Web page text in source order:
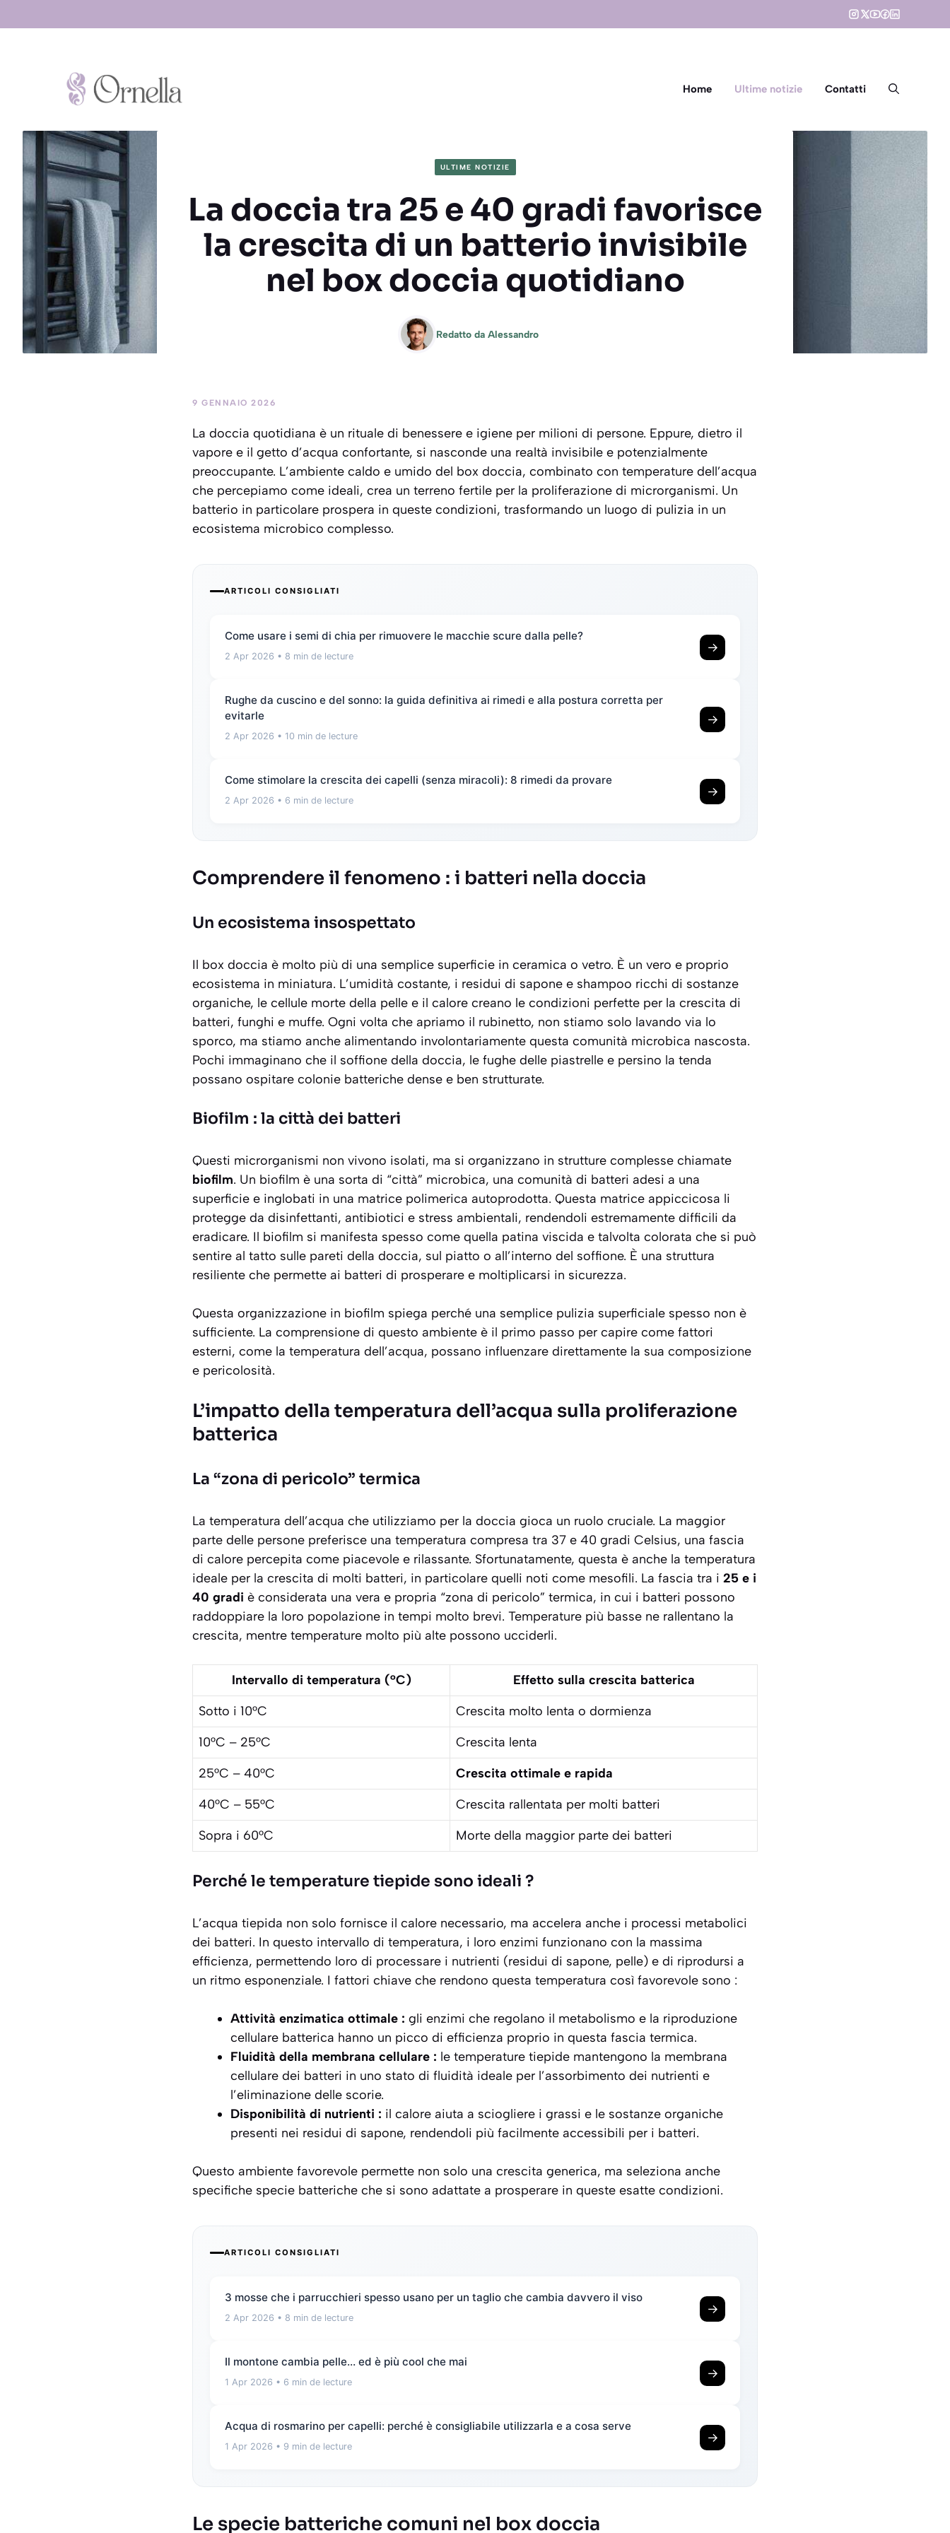
al
Home Ultime notizie Contatti
ULTIME NOTIZIE
La doccia tra 25 e 40 gradi favorisce
la crescita di un batterio invisibile
nel box doccia quotidiano
Redatto da Alessandro
9 GENNAIO 2026
La doccia quotidiana è un rituale di benessere e igiene per milioni di persone. Eppure, dietro il
vapore e il getto d’acqua confortante, si nasconde una realtà invisibile e potenzialmente
preoccupante. L’ambiente caldo e umido del box doccia, combinato con temperature dell’acqua
che percepiamo come ideali, crea un terreno fertile per la proliferazione di microrganismi. Un
batterio in particolare prospera in queste condizioni, trasformando un luogo di pulizia in un
ecosistema microbico complesso.
ARTICOLI CONSIGLIATI
Come usare i semi di chia per rimuovere le macchie scure dalla pelle?
2 Apr 2026 • 8 min de lecture
→
Rughe da cuscino e del sonno: la guida definitiva ai rimedi e alla postura corretta per
evitarle
2 Apr 2026 • 10 min de lecture
→
Come stimolare la crescita dei capelli (senza miracoli): 8 rimedi da provare
2 Apr 2026 • 6 min de lecture
→
Comprendere il fenomeno : i batteri nella doccia
Un ecosistema insospettato
Il box doccia è molto più di una semplice superficie in ceramica o vetro. È un vero e proprio
ecosistema in miniatura. L’umidità costante, i residui di sapone e shampoo ricchi di sostanze
organiche, le cellule morte della pelle e il calore creano le condizioni perfette per la crescita di
batteri, funghi e muffe. Ogni volta che apriamo il rubinetto, non stiamo solo lavando via lo
sporco, ma stiamo anche alimentando involontariamente questa comunità microbica nascosta.
Pochi immaginano che il soffione della doccia, le fughe delle piastrelle e persino la tenda
possano ospitare colonie batteriche dense e ben strutturate.
Biofilm : la città dei batteri
Questi microrganismi non vivono isolati, ma si organizzano in strutture complesse chiamate
biofilm. Un biofilm è una sorta di “città” microbica, una comunità di batteri adesi a una
superficie e inglobati in una matrice polimerica autoprodotta. Questa matrice appiccicosa li
protegge da disinfettanti, antibiotici e stress ambientali, rendendoli estremamente difficili da
eradicare. Il biofilm si manifesta spesso come quella patina viscida e talvolta colorata che si può
sentire al tatto sulle pareti della doccia, sul piatto o all’interno del soffione. È una struttura
resiliente che permette ai batteri di prosperare e moltiplicarsi in sicurezza.
Questa organizzazione in biofilm spiega perché una semplice pulizia superficiale spesso non è
sufficiente. La comprensione di questo ambiente è il primo passo per capire come fattori
esterni, come la temperatura dell’acqua, possano influenzare direttamente la sua composizione
e pericolosità.
L’impatto della temperatura dell’acqua sulla proliferazione
batterica
La “zona di pericolo” termica
La temperatura dell’acqua che utilizziamo per la doccia gioca un ruolo cruciale. La maggior
parte delle persone preferisce una temperatura compresa tra 37 e 40 gradi Celsius, una fascia
di calore percepita come piacevole e rilassante. Sfortunatamente, questa è anche la temperatura
ideale per la crescita di molti batteri, in particolare quelli noti come mesofili. La fascia tra i 25 e i
40 gradi è considerata una vera e propria “zona di pericolo” termica, in cui i batteri possono
raddoppiare la loro popolazione in tempi molto brevi. Temperature più basse ne rallentano la
crescita, mentre temperature molto più alte possono ucciderli.
Intervallo di temperatura (°C)
Effetto sulla crescita batterica
Sotto i 10°C
Crescita molto lenta o dormienza
10°C – 25°C
Crescita lenta
25°C – 40°C
Crescita ottimale e rapida
40°C – 55°C
Crescita rallentata per molti batteri
Sopra i 60°C
Morte della maggior parte dei batteri
Perché le temperature tiepide sono ideali ?
L’acqua tiepida non solo fornisce il calore necessario, ma accelera anche i processi metabolici
dei batteri. In questo intervallo di temperatura, i loro enzimi funzionano con la massima
efficienza, permettendo loro di processare i nutrienti (residui di sapone, pelle) e di riprodursi a
un ritmo esponenziale. I fattori chiave che rendono questa temperatura così favorevole sono :
Attività enzimatica ottimale : gli enzimi che regolano il metabolismo e la riproduzione
cellulare batterica hanno un picco di efficienza proprio in questa fascia termica.
Fluidità della membrana cellulare : le temperature tiepide mantengono la membrana
cellulare dei batteri in uno stato di fluidità ideale per l’assorbimento dei nutrienti e
l’eliminazione delle scorie.
Disponibilità di nutrienti : il calore aiuta a sciogliere i grassi e le sostanze organiche
presenti nei residui di sapone, rendendoli più facilmente accessibili per i batteri.
Questo ambiente favorevole permette non solo una crescita generica, ma seleziona anche
specifiche specie batteriche che si sono adattate a prosperare in queste esatte condizioni.
ARTICOLI CONSIGLIATI
3 mosse che i parrucchieri spesso usano per un taglio che cambia davvero il viso
2 Apr 2026 • 8 min de lecture
→
Il montone cambia pelle… ed è più cool che mai
1 Apr 2026 • 6 min de lecture
→
Acqua di rosmarino per capelli: perché è consigliabile utilizzarla e a cosa serve
1 Apr 2026 • 9 min de lecture
→
Le specie batteriche comuni nel box doccia